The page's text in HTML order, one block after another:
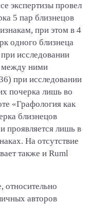
экспертизы провел
5 пар близнецов
при этом в 4
одного близнеца
исследовании
между ними
при исследовании
почерка лишь во
«Графология как
близнецов
проявляется лишь в
На отсутствие
также и Ruml
относительно
авторов